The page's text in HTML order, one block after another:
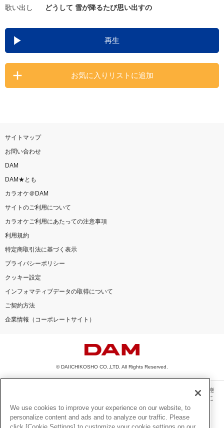
DAMの新曲・ランキングなど
カラオケ最新情報をチェック！
歌い出し
どうして 雪が降るたび思い出すの
再生
お気に入りリストに追加
サイトマップ
お問い合わせ
DAM
DAM★とも
カラオケ＠DAM
サイトのご利用について
カラオケご利用にあたっての注意事項
利用規約
特定商取引法に基づく表示
プライバシーポリシー
クッキー設定
インフォマティブデータの取得について
ご契約方法
企業情報（コーポレートサイト）
© DAIICHIKOSHO CO.,LTD. All Rights Reserved.
このサイトに掲載されている一切の文章・画像・写真・動画・音声等を、手段や形態
を問わず、著作権法の定める範囲を超えて無断で複製、転載、ファイル化などするこ
とを禁じます。
楽曲及びコンテンツは、機種によりご利用いただけない場合があります。
We use cookies to improve your experience on our website, to
personalize content and ads and to analyze our traffic. Please